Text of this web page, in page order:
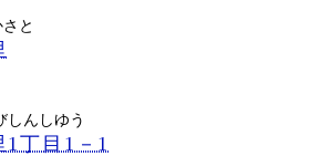
と
しんしゆう
丁目1－1